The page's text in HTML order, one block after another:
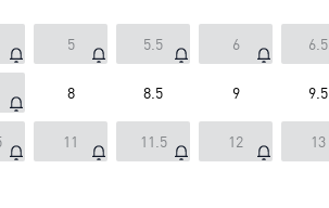
5 5.5 6 6.5
8 8.5 9 9.5
11 11.5 12 13